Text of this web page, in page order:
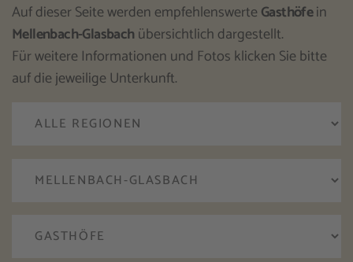
Auf dieser Seite werden empfehlenswerte Gasthöfein
Mellenbach-Glasbachübersichtlich dargestellt.
Für weitere Informationen und Fotos klicken Sie bitte
auf die jeweilige Unterkunft.